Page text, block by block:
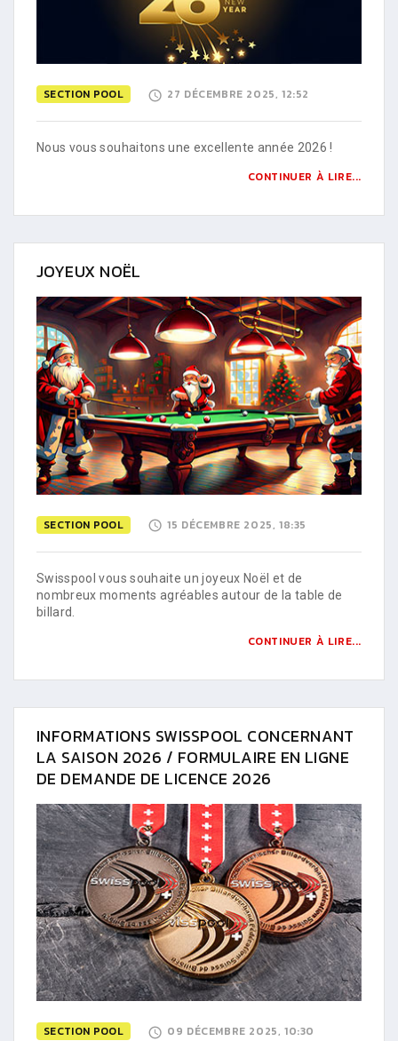
SECTION POOL 27 DÉCEMBRE 2025, 12:52
Nous vous souhaitons une excellente année 2026 !
CONTINUER À LIRE...
JOYEUX NOËL
SECTION POOL 15 DÉCEMBRE 2025, 18:35
Swisspool vous souhaite un joyeux Noël et de
nombreux moments agréables autour de la table de
billard.
CONTINUER À LIRE...
INFORMATIONS SWISSPOOL CONCERNANT
LA SAISON 2026 / FORMULAIRE EN LIGNE
DE DEMANDE DE LICENCE 2026
SECTION POOL 09 DÉCEMBRE 2025, 10:30